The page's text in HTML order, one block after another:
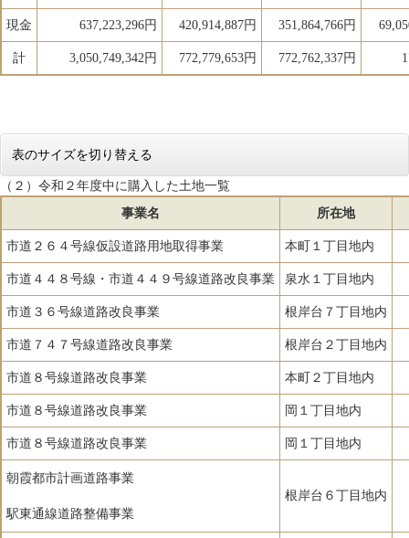
現金 637,223,296円 420,914,887円 351,864,766円
計 3,050,749,342円 772,779,653円 772,762,337円
表のサイズを切り替える
（２）令和２年度中に購入した土地一覧
事業名
所在地
市道２６４号線仮設道路用地取得事業 本町１丁目地内
市道４４８号線・市道４４９号線道路改良事業 泉水１丁目地内
市道３６号線道路改良事業 根岸台７丁目地内
市道７４７号線道路改良事業 根岸台２丁目地内
市道８号線道路改良事業 本町２丁目地内
市道８号線道路改良事業 岡１丁目地内
市道８号線道路改良事業 岡１丁目地内
朝霞都市計画道路事業
駅東通線道路整備事業
根岸台６丁目地内